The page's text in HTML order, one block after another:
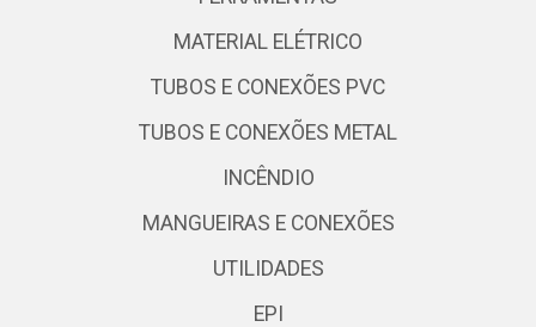
MATERIAL ELÉTRICO
TUBOS E CONEXÕES PVC
TUBOS E CONEXÕES METAL
INCÊNDIO
MANGUEIRAS E CONEXÕES
UTILIDADES
EPI